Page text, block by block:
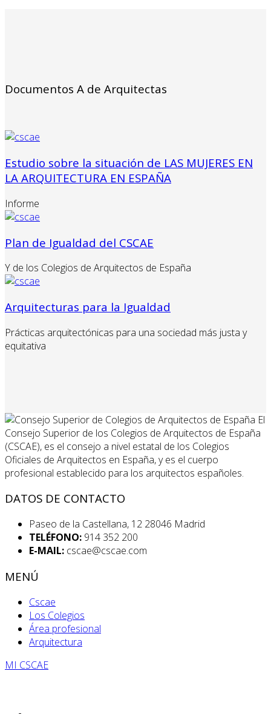
Documentos A de Arquitectas
Estudio sobre la situación de LAS MUJERES EN
LA ARQUITECTURA EN ESPAÑA
Informe
Plan de Igualdad del CSCAE
Y de los Colegios de Arquitectos de España
Arquitecturas para la Igualdad
Prácticas arquitectónicas para una sociedad más justa y
equitativa
El
Consejo Superior de los Colegios de Arquitectos de España
(CSCAE), es el consejo a nivel estatal de los Colegios
Oficiales de Arquitectos en España, y es el cuerpo
profesional establecido para los arquitectos españoles.
DATOS DE CONTACTO
Paseo de la Castellana, 12 28046 Madrid
TELÉFONO: 914 352 200
E-MAIL: cscae@cscae.com
MENÚ
Cscae
Los Colegios
Área profesional
Arquitectura
MI CSCAE